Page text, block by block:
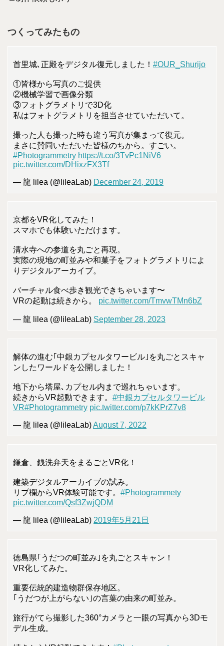
つくってみたもの
首里城､正殿をデジタル復元しました！ #OUR_Shurijo
①皆様から写真のご提供
②機械学習で画像分類
③フォトグラメトリで3D化
私はフォトグラメトリを担当させていただいて。
撮った人も撮った時も違う写真が集まって復元。
まさに賛同いただいた皆様のちから。すごい。
#Photogrammetry https://t.co/3TvPc1NiV6
pic.twitter.com/DHixzFX3Tf
— 龍 lilea (@lileaLab) December 24, 2019
京都をVR化してみた！
スマホでも体験いただけます。
清水寺への参道を丸ごと再現。
実際の現地の町並みや和菓子をフォトグラメトリによ
りデジタルアーカイブ。
バーチャル食べ歩き観光できちゃいます〜
VRの起動は続きから。 pic.twitter.com/TmvwTMn6bZ
— 龍 lilea (@lileaLab) September 28, 2023
解体の進む｢中銀カプセルタワービル｣を丸ごとスキャ
ンしたワールドを公開しました！
地下から塔屋､カプセル内まで巡れちゃいます。
続きからVR起動できます。 #中銀カプセルタワービル
VR#Photogrammetry pic.twitter.com/p7kKPrZ7v8
— 龍 lilea (@lileaLab)August 7, 2022
鎌倉、銭洗弁天をまるごとVR化！
建築デジタルアーカイブの試み。
リプ欄からVR体験可能です。 #Photogrammety
pic.twitter.com/Qsf3ZwjQDM
— 龍 lilea (@lileaLab) 2019年5月21日
徳島県｢うだつの町並み｣を丸ごとスキャン！
VR化してみた。
重要伝統的建造物群保存地区。
｢うだつが上がらない｣の言葉の由来の町並み。
旅行がてら撮影した360°カメラと一眼の写真から3Dモ
デル生成。